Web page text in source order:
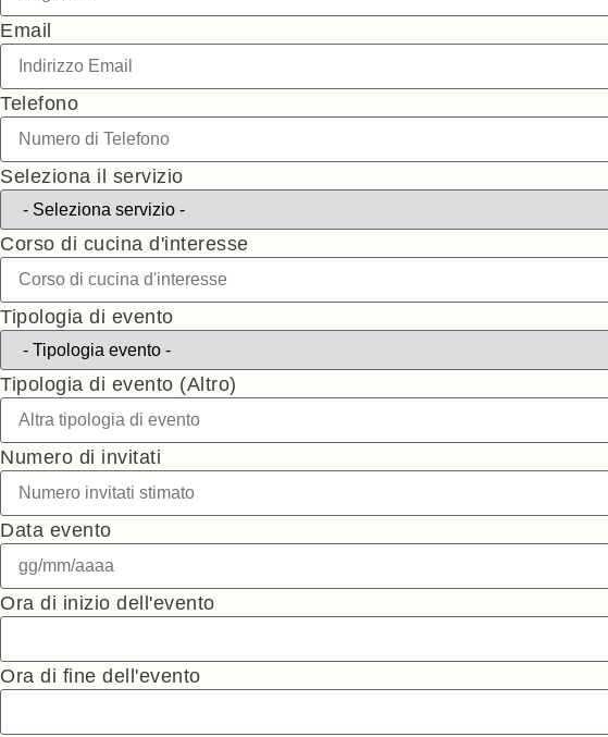
Email
Telefono
Seleziona il servizio
Corso di cucina d'interesse
Tipologia di evento
Tipologia di evento (Altro)
Numero di invitati
Data evento
Ora di inizio dell'evento
Ora di fine dell'evento